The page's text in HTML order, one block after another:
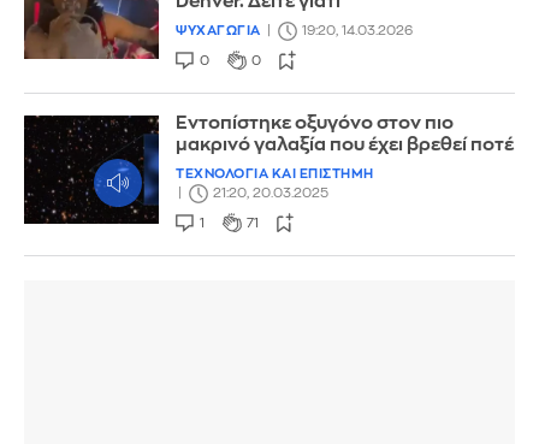
ΨΥΧΑΓΩΓΙΑ 19:20, 14.03.2026
0 0
Εντοπίστηκε οξυγόνο στον πιο
μακρινό γαλαξία που έχει βρεθεί ποτέ
ΤΕΧΝΟΛΟΓΙΑ ΚΑΙ ΕΠΙΣΤΗΜΗ
21:20, 20.03.2025
1 71